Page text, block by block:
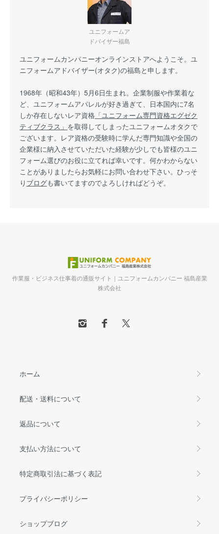
ユニフォームア
ドバイザー福島
ユニフォームカンパニーオンラインストアへようこそ。ユ
ニフォームアドバイザー(オタク)の福島と申します。
1968年（昭和43年）5月6日生まれ。企業制服や作業着な
ど、ユニフォームアパレルが好き過ぎて、日本国内に7名
しか存在しないレア資格 「ユニフォーム専門資格エグゼク
ティブクラス」 を取得してしまったユニフォームオタクで
ございます。レア資格の受験時に学んだ専門知識や全国の
企業様に納入させていただいた経験が少しでも皆様のユニ
フォーム選びのお役に立てれば幸いです。何かわからない
ことがありましたらお気軽にお問い合わせ下さい。ひっそ
り ブログも書いてますのでよろしければどうぞ。
作業服・ビジネス仕事着の通販サイト｜ユニフォームカンパニー 福島産業
株式会社
ホーム
配送・送料について
返品について
支払い方法について
特定商取引法に基づく表記
プライバシーポリシー
ショップブログ